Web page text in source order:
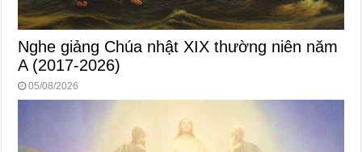
Nghe giảng Chúa nhật XIX thường niên năm
A (2017-2026)
05/08/2026